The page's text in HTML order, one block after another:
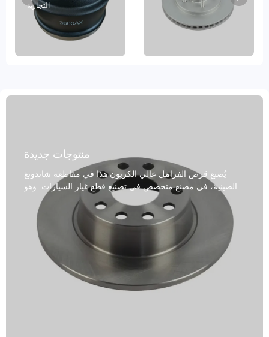
التجارية
منتوجات جديدة
يُصنع قرص الفرامل عالي الكربون هذا في مقاطعة شاندونغ
الصينية، في مصنع متخصص في تصنيع قطع غيار السيارات. وهو
مصنوع من مجموعة متنوعة من المواد عالية الجودة، بما في ذلك
الحديد الزهر الرمادي، وGG20، والفولاذ عالي الكربون. حاصل
على شهادة نظام الجودة IATF TS16949 وشهادة R90 E-mark
EU، مما يضمن أداءً ثابتًا وموثوقًا للفرامل. يتميز بتوازن
ديناميكي، وتركيب دقيق وتشغيل سلس، مع ثقوب تثبيت عالية
الدقة. يتوافق مع أكثر من 99% من طرازات السيارات العالمية،
ويلبي المتطلبات التنظيمية في مختلف الأسواق. معالجات السطح
المضادة للصدأ، مثل أختام الزيت، والطلاء بالرش، أو الطلاء،